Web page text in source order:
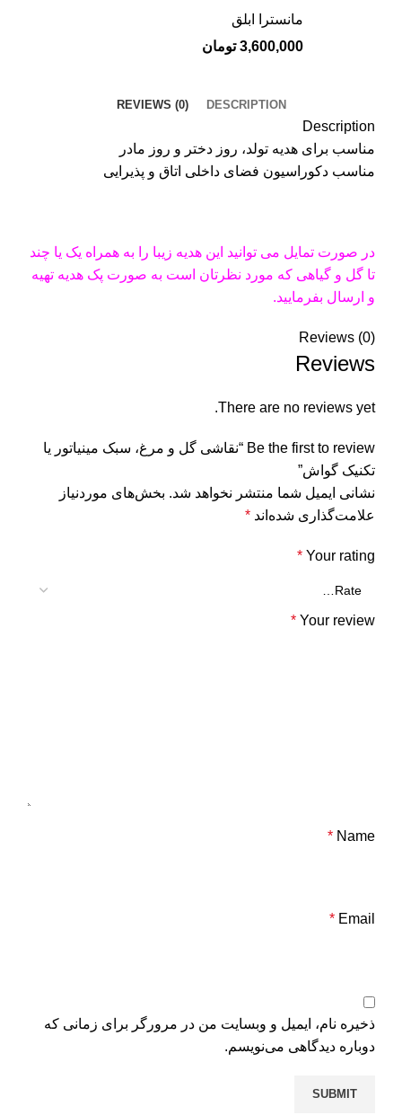
مانسترا ابلق
3,600,000 تومان
DESCRIPTION
REVIEWS (0)
Description
مناسب برای هدیه تولد، روز دختر و روز مادر
مناسب دکوراسیون فضای داخلی اتاق و پذیرایی
در صورت تمایل می توانید این هدیه زیبا را به همراه یک یا چند
تا گل و گیاهی که مورد نظرتان است به صورت پک هدیه تهیه
و ارسال بفرمایید.
Reviews (0)
Reviews
There are no reviews yet.
Be the first to review “نقاشی گل و مرغ، سبک مینیاتور یا
تکنیک گواش”
نشانی ایمیل شما منتشر نخواهد شد. بخش‌های موردنیاز
علامت‌گذاری شده‌اند *
Your rating
*
Your review
*
Name
*
Email
*
ذخیره نام، ایمیل و وبسایت من در مرورگر برای زمانی که
دوباره دیدگاهی می‌نویسم.